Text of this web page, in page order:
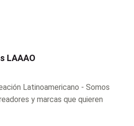
LAAAO
Latinoamericano - Somos
y marcas que quieren